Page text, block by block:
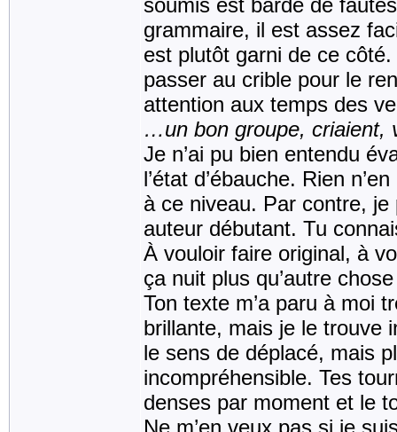
grammaire, il est assez
est plutôt garni de ce
passer au crible pour le
attention aux temps des
…un bon groupe, criaient,
Je n’ai pu bien entendu
l’état d’ébauche. Rien
à ce niveau. Par contre,
auteur débutant. Tu
À vouloir faire original, à
ça nuit plus qu’autre
Ton texte m’a paru à moi
brillante, mais je le trouve
le sens de déplacé, mais
incompréhensible. Tes
denses par moment et le
Ne m’en veux pas si je